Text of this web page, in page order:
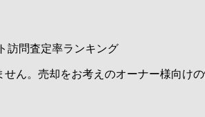
訪問査定率ランキング
ん。売却をお考えのオーナー様向けの